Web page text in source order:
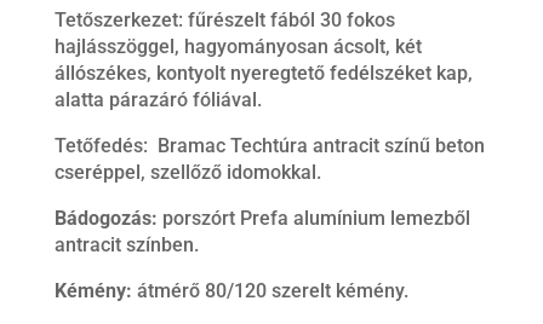
Tetőszerkezet: fűrészelt fából 30 fokos
hajlásszöggel, hagyományosan ácsolt, két
állószékes, kontyolt nyeregtető fedélszéket kap,
alatta párazáró fóliával.
Tetőfedés: Bramac Techtúra antracit színű beton
cseréppel, szellőző idomokkal.
Bádogozás: porszórt Prefa alumínium lemezből
antracit színben.
Kémény: átmérő 80/120 szerelt kémény.